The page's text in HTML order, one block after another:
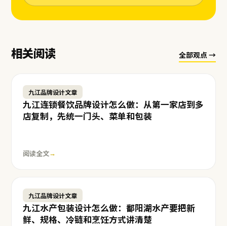
相关阅读 全部观点 →
九江品牌设计文章
九江连锁餐饮品牌设计怎么做：从第一家店到多
店复制，先统一门头、菜单和包装
阅读全文→
九江品牌设计文章
九江水产包装设计怎么做：鄱阳湖水产要把新
鲜、规格、冷链和烹饪方式讲清楚